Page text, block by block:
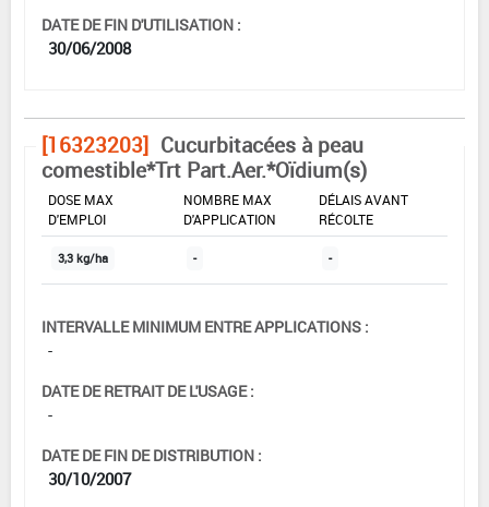
DATE DE FIN D'UTILISATION :
30/06/2008
[16323203] Cucurbitacées à peau
comestible*Trt Part.Aer.*Oïdium(s)
DOSE MAX
D'EMPLOI
NOMBRE MAX
D'APPLICATION
DÉLAIS AVANT
RÉCOLTE
3,3 kg/ha - -
INTERVALLE MINIMUM ENTRE APPLICATIONS :
-
DATE DE RETRAIT DE L'USAGE :
-
DATE DE FIN DE DISTRIBUTION :
30/10/2007